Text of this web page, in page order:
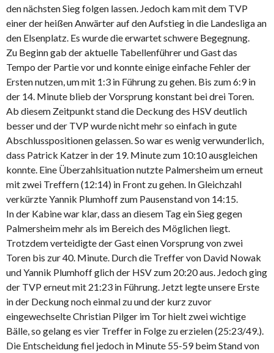
den nächsten Sieg folgen lassen. Jedoch kam mit dem TVP
einer der heißen Anwärter auf den Aufstieg in die Landesliga an
den Elsenplatz. Es wurde die erwartet schwere Begegnung.
Zu Beginn gab der aktuelle Tabellenführer und Gast das
Tempo der Partie vor und konnte einige einfache Fehler der
Ersten nutzen, um mit 1:3 in Führung zu gehen. Bis zum 6:9 in
der 14. Minute blieb der Vorsprung konstant bei drei Toren.
Ab diesem Zeitpunkt stand die Deckung des HSV deutlich
besser und der TVP wurde nicht mehr so einfach in gute
Abschlusspositionen gelassen. So war es wenig verwunderlich,
dass Patrick Katzer in der 19. Minute zum 10:10 ausgleichen
konnte. Eine Überzahlsituation nutzte Palmersheim um erneut
mit zwei Treffern (12:14) in Front zu gehen. In Gleichzahl
verkürzte Yannik Plumhoff zum Pausenstand von 14:15.
In der Kabine war klar, dass an diesem Tag ein Sieg gegen
Palmersheim mehr als im Bereich des Möglichen liegt.
Trotzdem verteidigte der Gast einen Vorsprung von zwei
Toren bis zur 40. Minute. Durch die Treffer von David Nowak
und Yannik Plumhoff glich der HSV zum 20:20 aus. Jedoch ging
der TVP erneut mit 21:23 in Führung. Jetzt legte unsere Erste
in der Deckung noch einmal zu und der kurz zuvor
eingewechselte Christian Pilger im Tor hielt zwei wichtige
Bälle, so gelang es vier Treffer in Folge zu erzielen (25:23/49.).
Die Entscheidung fiel jedoch in Minute 55-59 beim Stand von